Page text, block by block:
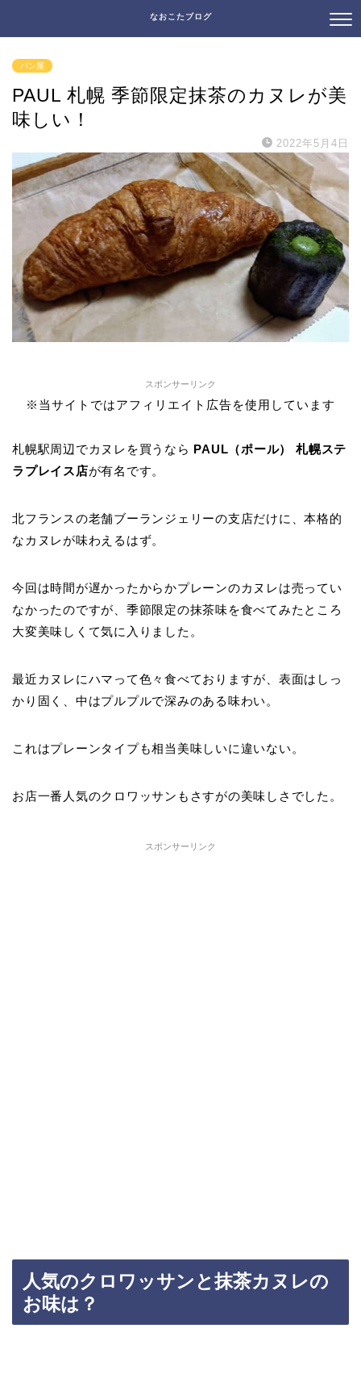
なおこたブログ
パン屋
PAUL 札幌 季節限定抹茶のカヌレが美
味しい！
2022年5月4日
スポンサーリンク
※当サイトではアフィリエイト広告を使用しています
札幌駅周辺でカヌレを買うなら PAUL（ポール） 札幌ステ
ラプレイス店が有名です。
北フランスの老舗ブーランジェリーの支店だけに、本格的
なカヌレが味わえるはず。
今回は時間が遅かったからかプレーンのカヌレは売ってい
なかったのですが、季節限定の抹茶味を食べてみたところ
大変美味しくて気に入りました。
最近カヌレにハマって色々食べておりますが、表面はしっ
かり固く、中はプルプルで深みのある味わい。
これはプレーンタイプも相当美味しいに違いない。
お店一番人気のクロワッサンもさすがの美味しさでした。
スポンサーリンク
人気のクロワッサンと抹茶カヌレの
お味は？